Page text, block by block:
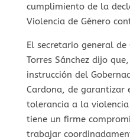
cumplimiento de la
Violencia de Género
El secretario general de
Torres Sánchez dijo
instrucción del
Cardona, de garantizar
tolerancia a la
tiene un firme
trabajar